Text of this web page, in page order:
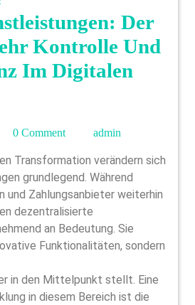
Der
Kontrolle Und
Im Digitalen
0 Comment admin
grundlegend. Während
und Zahlungsanbieter weiterhin
dezentralisierte
an Bedeutung. Sie
Funktionalitäten, sondern
in den Mittelpunkt stellt. Eine
in diesem Bereich ist die